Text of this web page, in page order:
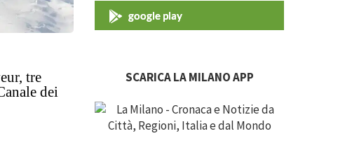
tre
dei
google play
SCARICA LA MILANO APP